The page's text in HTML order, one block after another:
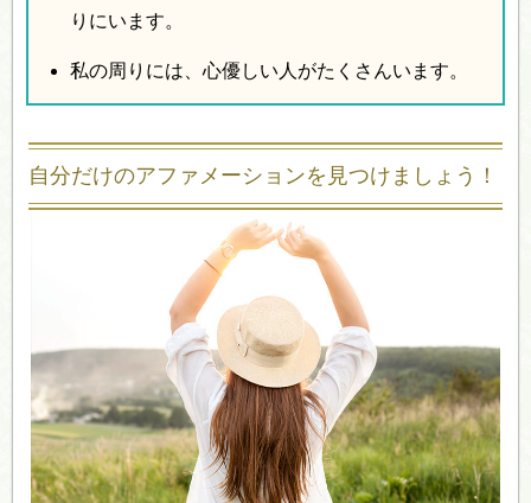
りにいます。
私の周りには、心優しい人がたくさんいます。
自分だけのアファメーションを見つけましょう！